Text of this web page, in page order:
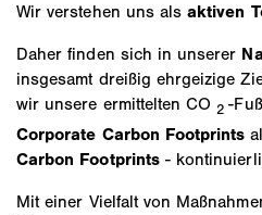
Wir verstehen uns alsaktiven
Daher finden sich in unserer
insgesamt dreißig ehrgeizige
wir unsere ermittelten CO 2-
Corporate Carbon Footprints
Carbon Footprints -
Mit einer Vielfalt von